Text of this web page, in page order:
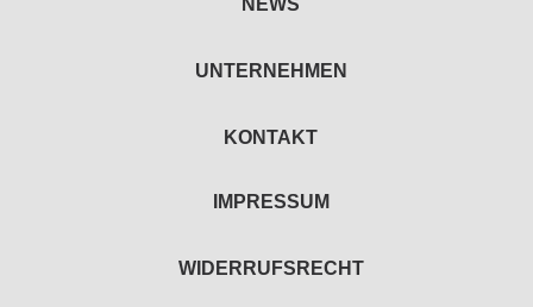
NEWS
UNTERNEHMEN
KONTAKT
IMPRESSUM
WIDERRUFSRECHT